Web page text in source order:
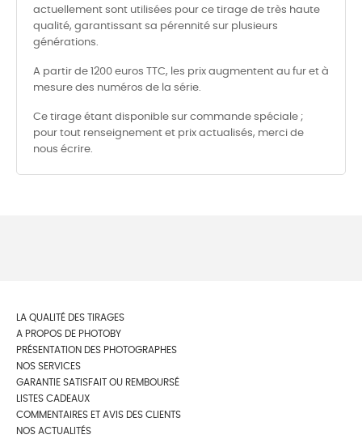
actuellement sont utilisées pour ce tirage de très haute
qualité, garantissant sa pérennité sur plusieurs
générations.
A partir de 1200 euros TTC, les prix augmentent au fur et à
mesure des numéros de la série.
Ce tirage étant disponible sur commande spéciale ;
pour tout renseignement et prix actualisés, merci de
nous écrire.
LA QUALITÉ DES TIRAGES
A PROPOS DE PHOTOBY
PRÉSENTATION DES PHOTOGRAPHES
NOS SERVICES
GARANTIE SATISFAIT OU REMBOURSÉ
LISTES CADEAUX
COMMENTAIRES ET AVIS DES CLIENTS
NOS ACTUALITÉS